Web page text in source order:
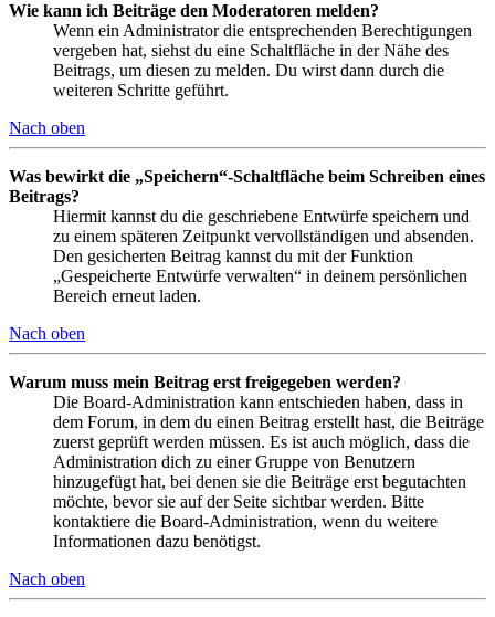
Wie kann ich Beiträge den Moderatoren melden?
Wenn ein Administrator die entsprechenden Berechtigungen
vergeben hat, siehst du eine Schaltfläche in der Nähe des
Beitrags, um diesen zu melden. Du wirst dann durch die
weiteren Schritte geführt.
Nach oben
Was bewirkt die „Speichern“-Schaltfläche beim Schreiben eines
Beitrags?
Hiermit kannst du die geschriebene Entwürfe speichern und
zu einem späteren Zeitpunkt vervollständigen und absenden.
Den gesicherten Beitrag kannst du mit der Funktion
„Gespeicherte Entwürfe verwalten“ in deinem persönlichen
Bereich erneut laden.
Nach oben
Warum muss mein Beitrag erst freigegeben werden?
Die Board-Administration kann entschieden haben, dass in
dem Forum, in dem du einen Beitrag erstellt hast, die Beiträge
zuerst geprüft werden müssen. Es ist auch möglich, dass die
Administration dich zu einer Gruppe von Benutzern
hinzugefügt hat, bei denen sie die Beiträge erst begutachten
möchte, bevor sie auf der Seite sichtbar werden. Bitte
kontaktiere die Board-Administration, wenn du weitere
Informationen dazu benötigst.
Nach oben